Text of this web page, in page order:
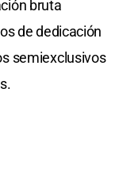
bruta
de dedicación
semiexclusivos